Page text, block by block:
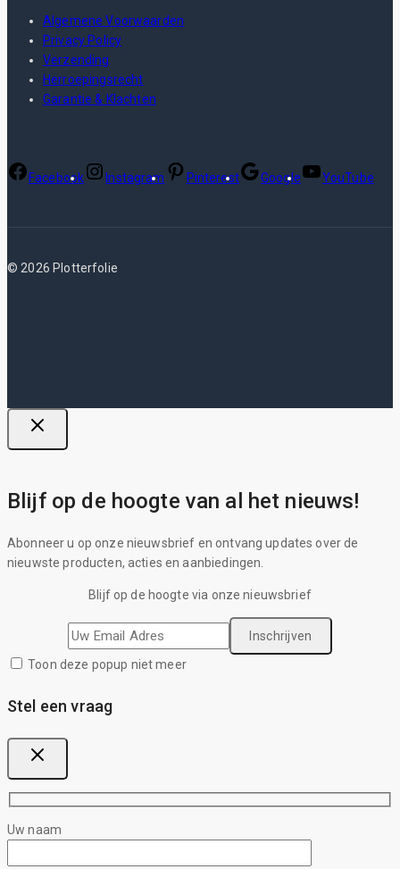
Algemene Voorwaarden
Privacy Policy
Verzending
Herroepingsrecht
Garantie & Klachten
Facebook Instagram Pinterest Google YouTube
© 2026 Plotterfolie
Blijf op de hoogte van al het nieuws!
Abonneer u op onze nieuwsbrief en ontvang updates over de
nieuwste producten, acties en aanbiedingen.
Blijf op de hoogte via onze nieuwsbrief
Toon deze popup niet meer
Stel een vraag
Uw naam